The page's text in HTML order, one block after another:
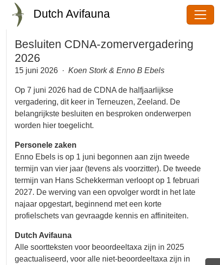
Dutch Avifauna
Besluiten CDNA-
zomervergadering 2026
15 juni 2026 · Koen Stork & Enno B Ebels
Op 7 juni 2026 had de CDNA de halfjaarlijkse
vergadering, dit keer in Terneuzen, Zeeland. De
belangrijkste besluiten en besproken onderwerpen
worden hier toegelicht.
Personele zaken
Enno Ebels is op 1 juni begonnen aan zijn tweede
termijn van vier jaar (tevens als voorzitter). De
tweede termijn van Hans Schekkerman verloopt op
1 februari 2027. De werving van een opvolger wordt
in het late najaar opgestart, beginnend met een
korte profielschets van gevraagde kennis en
Dutch Avifauna
Alle soortteksten voor beoordeeltaxa zijn in 2025